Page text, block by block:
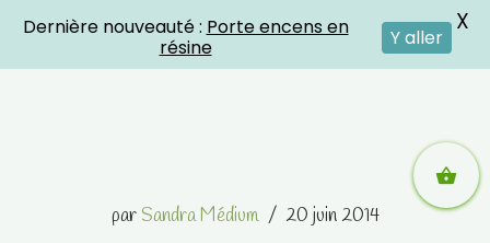
par Sandra Médium 20 juin 2014
Dernière nouveauté : Porte encens en
résine
Y aller
X
Crystal Energies